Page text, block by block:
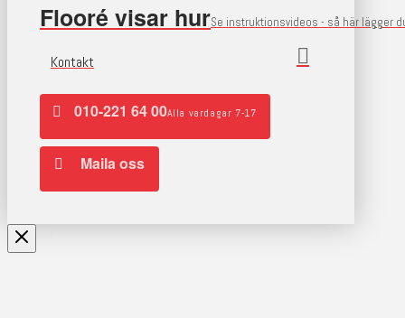
Flooré visar hurSe instruktionsvideos - så här lägger
Kontakt
010-221 64 00Alla vardagar 7-17
Maila oss